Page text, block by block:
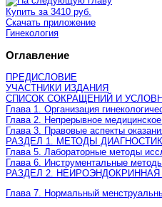
Купить за 3410 руб.
Скачать приложение
Гинекология
Оглавление
ПРЕДИСЛОВИЕ
УЧАСТНИКИ ИЗДАНИЯ
СПИСОК СОКРАЩЕНИЙ И
Глава 1. Организация
Глава 2. Непрерывное
Глава 3. Правовые аспекты
РАЗДЕЛ 1. МЕТОДЫ ДИАГНОСТИКИ
Глава 5. Лабораторные методы
Глава 6. Инструментальные
РАЗДЕЛ 2.
Глава 7. Нормальный